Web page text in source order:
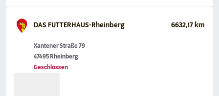
DAS FUTTERHAUS-Rheinberg 6632,17 km
Xantener Straße 79
47495 Rheinberg
Geschlossen